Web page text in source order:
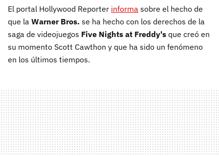
El portal Hollywood Reporter informa sobre el hecho de
que la Warner Bros. se ha hecho con los derechos de la
saga de videojuegos Five Nights at Freddy's que creó en
su momento Scott Cawthon y que ha sido un fenómeno
en los últimos tiempos.